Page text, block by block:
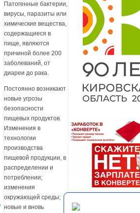
Патогенные бактерии,
вирусы, паразиты или
химические вещества,
содержащиеся в
пище, являются
причиной более 200
заболеваний, от
диареи до рака.
Постоянно возникают
новые угрозы
безопасности
пищевых продуктов.
Изменения в
технологии
производства
пищевой продукции, в
распределении и
потреблении;
изменения
окружающей среды;
новые и вновь